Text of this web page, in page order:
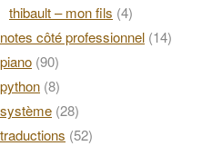
thibault – mon fils (4)
notes côté professionnel (14)
piano (90)
python (8)
système (28)
traductions (52)